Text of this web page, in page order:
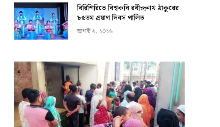
বিরিশিরিতে বিশ্বকবি রবীন্দ্রনাথ ঠাকুরের
৮৫তম প্রয়াণ দিবস পালিত
আগস্ট ৬, ২০২৬